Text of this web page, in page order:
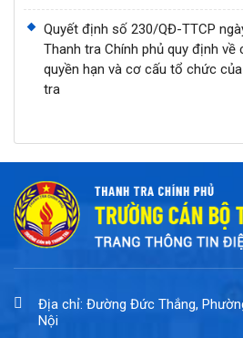
Quyết định số 230/QĐ-TTCP
Thanh tra Chính phủ quy định về
quyền hạn và cơ cấu tổ chức
tra
Địa chỉ: Đường Đức Thắng,
Nội